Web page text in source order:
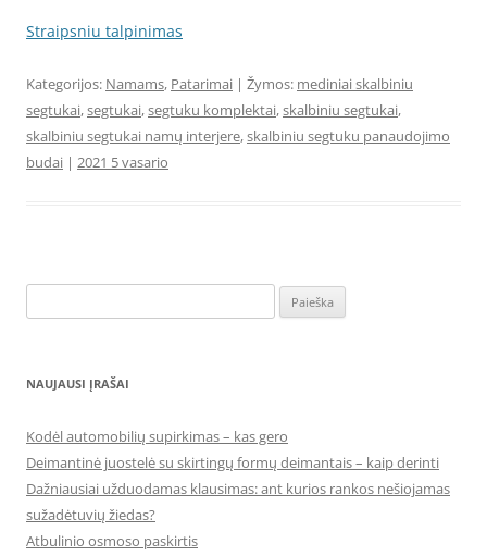
Straipsniu talpinimas
Kategorijos: Namams, Patarimai | Žymos: mediniai skalbiniu
segtukai,segtukai,segtuku komplektai,skalbiniu segtukai,
skalbiniu segtukai namų interjere,skalbiniu segtuku panaudojimo
budai | 2021 5 vasario
NAUJAUSI ĮRAŠAI
Kodėl automobilių supirkimas – kas gero
Deimantinė juostelė su skirtingų formų deimantais – kaip derinti
Dažniausiai užduodamas klausimas: ant kurios rankos nešiojamas
sužadėtuvių žiedas?
Atbulinio osmoso paskirtis